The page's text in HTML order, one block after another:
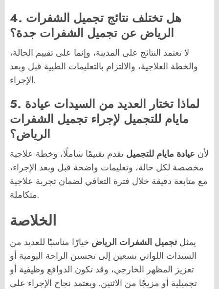
4. هل تختلف نتائج تجميل الشفرات
الرياض عن تجميل الشفرات جدة؟
لا تعتمد النتائج على المدينة، وإنما على تقييم الحالة،
والخطة العلاجية، والالتزام بالتعليمات الطبية قبل وبعد
الإجراء.
5. لماذا تختار العديد من السيدات عيادة
مايام للتجميل لإجراء تجميل الشفرات
الرياض؟
لأن عيادة مايام للتجميل تقدم تقييمًا شاملًا، وخطة علاجية
مخصصة لكل حالة، وتعليمات واضحة قبل وبعد الإجراء،
مع متابعة دقيقة خلال فترة التعافي لضمان تجربة علاجية
متكاملة.
الخلاصة
يمثلتجميل الشفرات الرياض خيارًا مناسبًا للعديد من
السيدات اللواتي يسعين إلى تحسين الراحة اليومية أو
تعزيز المظهر الخارجي، وقد تكون الدوافع وظيفية أو
تجميلية أو مزيجًا من الاثنين. ويعتمد نجاح الإجراء على